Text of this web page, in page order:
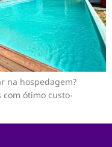
na hospedagem?
com ótimo custo-